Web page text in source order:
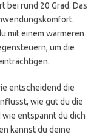
bei rund 20 Grad. Das
mit einem wärmeren
um die
entscheidend die
wie gut du die
entspannt du dich
kannst du deine